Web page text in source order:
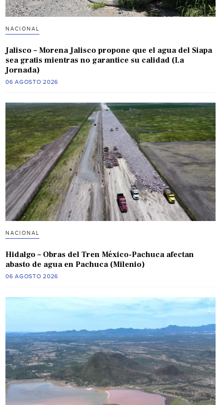
NACIONAL
Jalisco – Morena Jalisco propone que el agua del Siapa
sea gratis mientras no garantice su calidad (La
Jornada)
06 AGOSTO 2026
NACIONAL
Hidalgo – Obras del Tren México-Pachuca afectan
abasto de agua en Pachuca (Milenio)
06 AGOSTO 2026